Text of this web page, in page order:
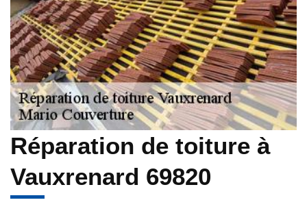
Réparation de toiture à
Vauxrenard 69820